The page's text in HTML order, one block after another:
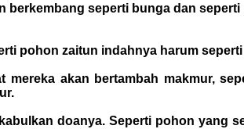
berkembang seperti bunga dan
pohon zaitun indahnya harum
mereka akan bertambah makmur,
doanya. Seperti pohon yang